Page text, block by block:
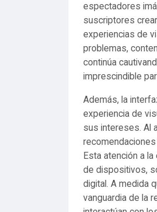
espectadores
suscriptores
experiencias de
problemas,
continúa
imprescindible
Además, la
experiencia de
sus intereses. Al
Esta atención a
de dispositivos,
digital. A medida
vanguardia de la